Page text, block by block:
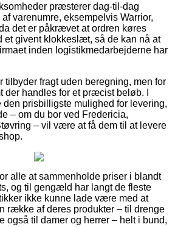
præsterer dag-til-dag
varenumre, eksempelvis Warrior,
det er påkrævet at ordren køres
et givent klokkeslæt, så de kan nå at
inden logistikmedarbejderne har
tilbyder fragt uden beregning, men for
der handles for et præcist beløb. I
den prisbilligste mulighed for levering,
– om du bor ved Fredericia,
– vil være at få dem til at levere
alle at sammenholde priser i blandt
og til gengæld har langt de fleste
ikke kunne lade være med at
række af deres produkter – til drenge
også til damer og herrer – helt i bund,